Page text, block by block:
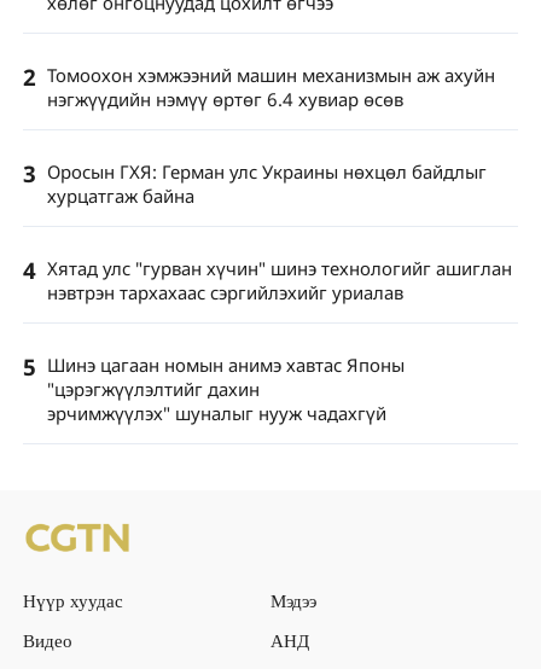
2 Томоохон хэмжээний машин механизмын аж ахуйн
нэгжүүдийн нэмүү өртөг 6.4 хувиар өсөв
3 Оросын ГХЯ: Герман улс Украины нөхцөл байдлыг
хурцатгаж байна
4 Хятад улс "гурван хүчин" шинэ технологийг ашиглан
нэвтрэн тархахаас сэргийлэхийг уриалав
5 Шинэ цагаан номын анимэ хавтас Японы
"цэрэгжүүлэлтийг дахин
эрчимжүүлэх" шуналыг нууж чадахгүй
Нүүр хуудас
Мэдээ
Видео
АНД